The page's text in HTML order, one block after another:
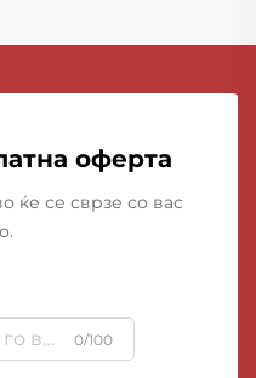
оферта
ќе се сврзе со вас
0/100